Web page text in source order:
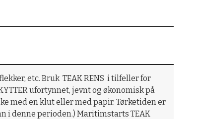
etc. Bruk TEAK RENS i tilfeller for
ufortynnet, jevnt og økonomisk på
med en klut eller med papir. Tørketiden er
i denne perioden.) Maritimstarts TEAK